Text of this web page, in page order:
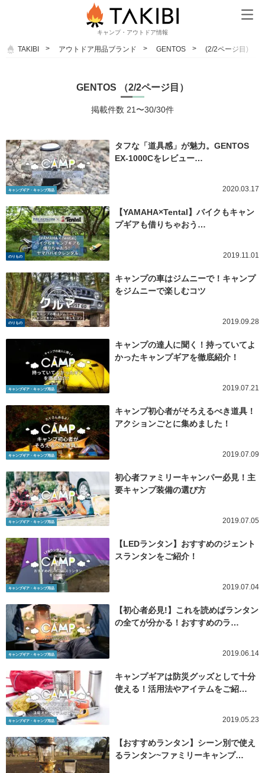
キャンプ・アウトドア情報
TAKIBI アウトドア用品ブランド GENTOS (2/2ページ目)
GENTOS （2/2ページ目）
掲載件数 21〜30/30件
キャンプギア・キャンプ用品
タフな「道具感」が魅力。GENTOS
EX-1000Cをレビュー…
2020.03.17
のりもの
【YAMAHA×Tental】バイクもキャン
プギアも借りちゃおう…
2019.11.01
のりもの
キャンプの車はジムニーで！キャンプ
をジムニーで楽しむコツ
2019.09.28
キャンプギア・キャンプ用品
キャンプの達人に聞く！持っていてよ
かったキャンプギアを徹底紹介！
2019.07.21
キャンプギア・キャンプ用品
キャンプ初心者がそろえるべき道具！
アクションごとに集めました！
2019.07.09
キャンプギア・キャンプ用品
初心者ファミリーキャンパー必見！主
要キャンプ装備の選び方
2019.07.05
キャンプギア・キャンプ用品
【LEDランタン】おすすめのジェント
スランタンをご紹介！
2019.07.04
キャンプギア・キャンプ用品
【初心者必見!】これを読めばランタン
の全てが分かる！おすすめのラ…
2019.06.14
キャンプギア・キャンプ用品
キャンプギアは防災グッズとして十分
使える！活用法やアイテムをご紹…
2019.05.23
【おすすめランタン】シーン別で使え
るランタン~ファミリーキャンプ…